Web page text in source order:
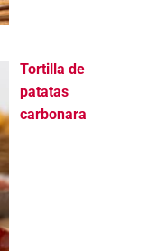
Tortilla de
patatas
carbonara